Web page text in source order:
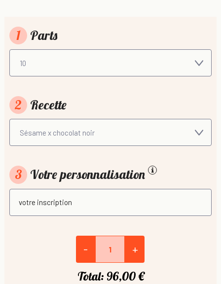
1 Parts
2 Recette
3 Votre personnalisation
- +
Total: 96,00 €